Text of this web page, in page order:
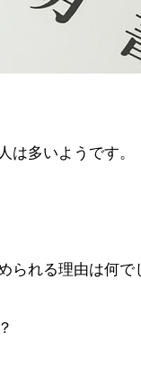
は多いようです。
られる理由は何で